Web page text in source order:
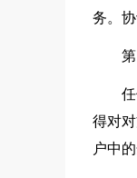
务。
得对
户中